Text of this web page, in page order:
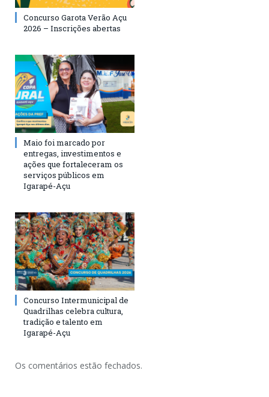
Concurso Garota Verão Açu
2026 – Inscrições abertas
Maio foi marcado por
entregas, investimentos e
ações que fortaleceram os
serviços públicos em
Igarapé-Açu
Concurso Intermunicipal de
Quadrilhas celebra cultura,
tradição e talento em
Igarapé-Açu
Os comentários estão fechados.